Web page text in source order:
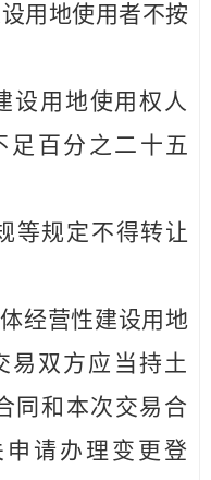
用地使用者不按
设用地使用权人
足百分之二十五
等规定不得转让
经营性建设用地
易双方应当持土
同和本次交易合
请办理 变更登